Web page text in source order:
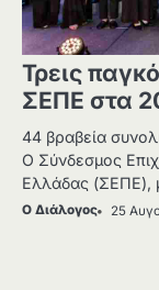
Τρεις
ΣΕΠΕ στα
44 βραβεία
Ο Σύνδεσμος
Ελλάδας (ΣΕΠΕ),
Ο Διάλογος 25